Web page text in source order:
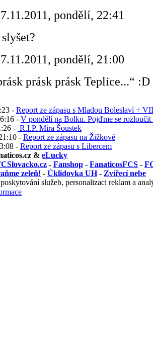
pondělí, 22:41
pondělí, 21:00
prásk prásk Teplice...“
- Report ze zápasu s Mladou Boleslaví +
- V pondělí na Bolku. Pojďme se rozloučit
- R.I.P. Mira Šoustek
- Report ze zápasu na Žižkově
- Report ze zápasu s Libercem
& eLucky
- Fanshop - FanaticosFCS -
zeleň! - Úklidovka UH- Zvířecí nebe
služeb, personalizaci reklam a